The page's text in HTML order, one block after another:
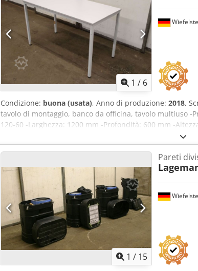
1 / 6
Condizione: buona (usata), Anno di produzione: 2018,
tavolo di montaggio, banco da officina, tavolo multiuso -
120-60 -Larghezza: 1200 mm -Profondità: 600 mm -
facilmente smontabile / stoccabile -Quantità: 11 tavoli
-Dimensioni di trasporto: 1200/600/H72 mm -Peso: 16 kg/
1 / 15
Pareti